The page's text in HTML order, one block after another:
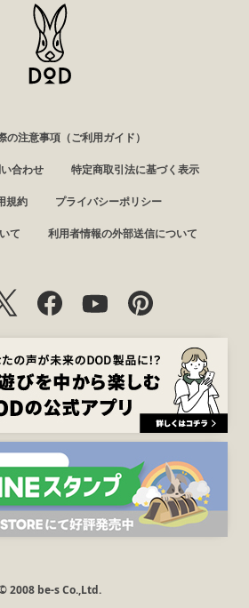
の注意事項（ご利用ガイド）
合わせ 特定商取引法に基づく表示
規約 プライバシーポリシー
て 利用者情報の外部送信について
2008 be-s Co.,Ltd.